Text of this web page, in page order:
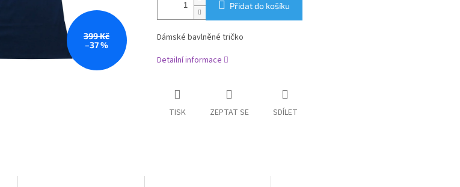
399 Kč
–37 %
Přidat do košíku
Dámské bavlněné tričko
Detailní informace
TISK ZEPTAT SE SDÍLET